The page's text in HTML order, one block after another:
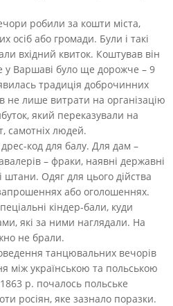
робили за кошти міста,
осіб або громади. Були і такі
вхідний квиток. Коштував він
у Варшаві було ще дорожче – 9
традиція доброчинних
не лише витрати на організацію
який переказували на
самотніх людей.
код для балу. Для дам –
– фраки, наявні державні
штани. Одяг для цього дійства
або оголошеннях.
кіндер-бали, куди
які за ними наглядали. На
не брали.
танцювальних вечорів
між українською та польською
р. почалось польське
росіян, яке зазнало поразки.